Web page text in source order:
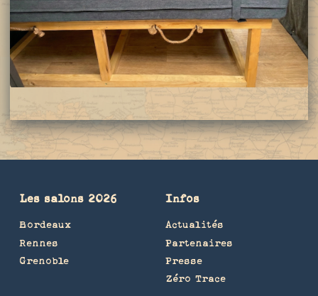
Les salons 2026
Bordeaux
Rennes
Grenoble
Infos
Actualités
Partenaires
Presse
Zéro Trace